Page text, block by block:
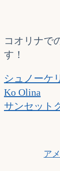
コオリナで
す！
シュノーケ
Ko Olina
サンセット
ア